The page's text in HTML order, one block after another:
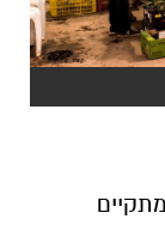
ירקות
יד, לחמים